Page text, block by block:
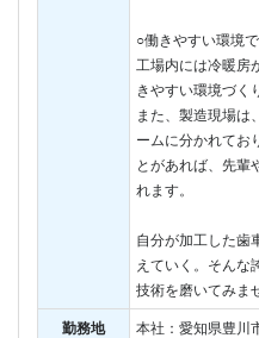
○働きやすい環境
工場内には冷暖房
きやすい環境づく
また、製造現場は
ームに分かれてお
とがあれば、先輩
れます。
自分が加工した歯
えていく。そんな
技術を磨いてみま
勤務地 本社：愛知県豊川